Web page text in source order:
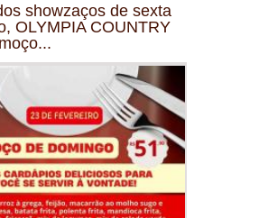
showzaços de sexta
OLYMPIA COUNTRY